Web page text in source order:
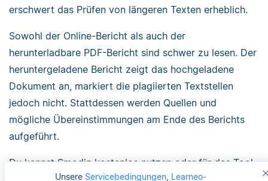
Unsere Servicebedingungen, Learneo-
erschwert das Prüfen von längeren Texten erheblich.
Sowohl der Online-Bericht als auch der
herunterladbare PDF-Bericht sind schwer zu lesen. Der
heruntergeladene Bericht zeigt das hochgeladene
Dokument an, markiert die plagiierten Textstellen
jedoch nicht. Stattdessen werden Quellen und
mögliche Übereinstimmungen am Ende des Berichts
aufgeführt.
Du kannst Smodin kostenlos nutzen oder für das Tool